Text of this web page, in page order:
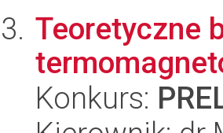
Teoretyczne
Konkurs: